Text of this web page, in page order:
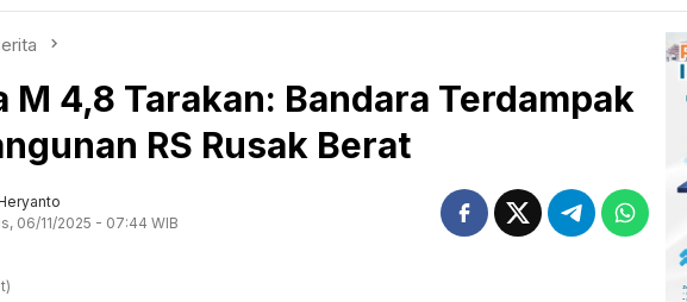
M 4,8 Tarakan: Bandara Terdampak
RS Rusak Berat
06/11/2025 - 07:44 WIB